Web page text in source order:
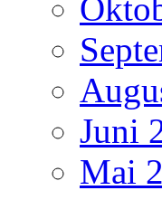
Juni
Mai